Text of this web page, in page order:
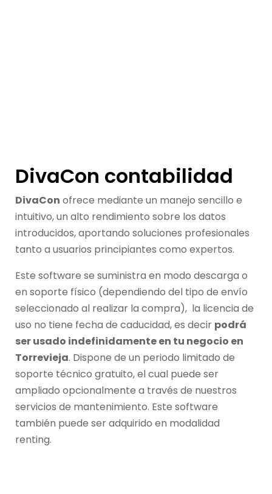
DivaCon contabilidad
DivaCon ofrece mediante un manejo sencillo e
intuitivo, un alto rendimiento sobre los datos
introducidos, aportando soluciones profesionales
tanto a usuarios principiantes como expertos.
Este software se suministra en modo descarga o
en soporte físico (dependiendo del tipo de envío
seleccionado al realizar la compra), la licencia de
uso no tiene fecha de caducidad, es decir podrá
ser usado indefinidamente en tu negocio en
Torrevieja. Dispone de un periodo limitado de
soporte técnico gratuito, el cual puede ser
ampliado opcionalmente a través de nuestros
servicios de mantenimiento. Este software
también puede ser adquirido en modalidad
renting.